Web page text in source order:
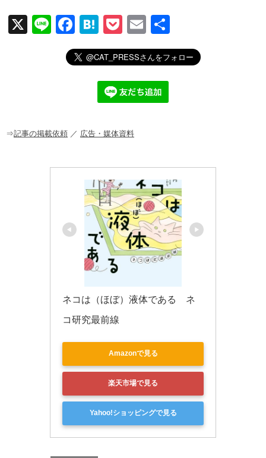
X
Li
F
a
c
o
H
at
e
n
a
P
o
ck
et
E
m
ail
有
⇒記事の掲載依頼 ／ 広告・媒体資料
ネコは（ほぼ）液体である　ネ
コ研究最前線
Amazonで見る
楽天市場で見る
Yahoo!ショッピングで見る